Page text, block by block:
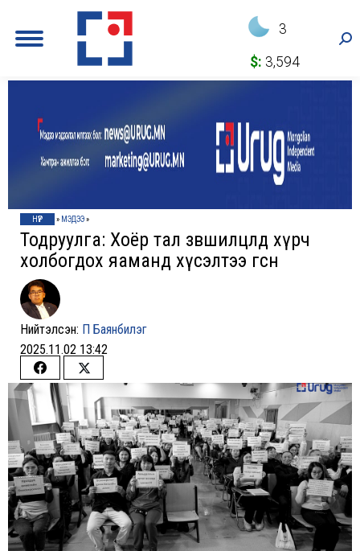
3
$: 3,594
НҮҮР » МЭДЭЭ»
Тодруулга: Хоёр тал зөвшилцөлд хүрч
холбогдох яаманд хүсэлтээ өгсөн
Нийтэлсэн: П Баянбилэг
2025.11.02 13:42
Share
on
Facebook
Share
on
Twitter